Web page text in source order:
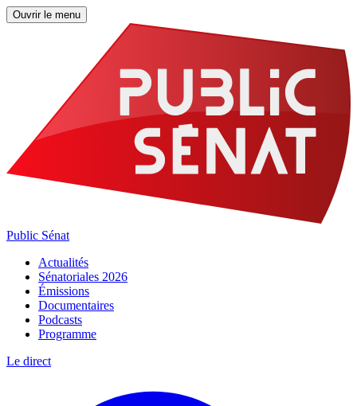
Ouvrir le menu
Public Sénat
Actualités
Sénatoriales 2026
Émissions
Documentaires
Podcasts
Programme
Le direct